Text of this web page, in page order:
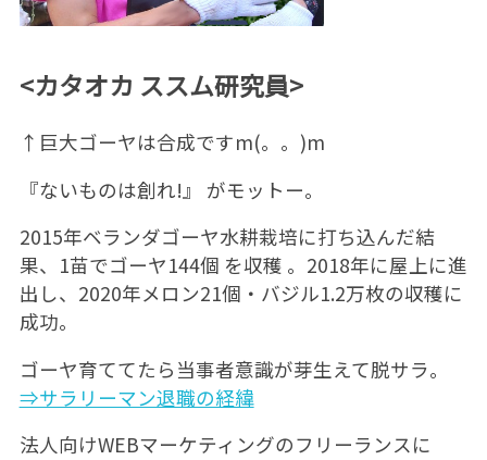
<カタオカ ススム研究員>
↑巨大ゴーヤは合成ですm(。。)m
『ないものは創れ!』 がモットー。
2015年ベランダゴーヤ水耕栽培に打ち込んだ結
果、1苗でゴーヤ144個 を収穫 。2018年に屋上に進
出し、2020年メロン21個・バジル1.2万枚の収穫に
成功。
ゴーヤ育ててたら当事者意識が芽生えて脱サラ。
⇒サラリーマン退職の経緯
法人向けWEBマーケティングのフリーランスに